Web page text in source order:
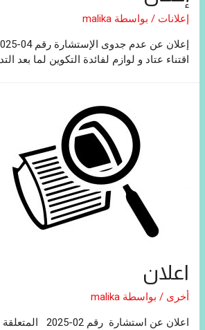
إعلانات / بواسطة malika
اقتناء عتاد و لوازم لفائدة التكوين لما بعد
اعلان
أخرى / بواسطة malika
اعلان عن استشارة